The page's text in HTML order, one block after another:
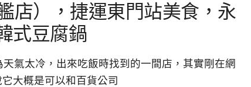
店），捷運東門站美食，永
式豆腐鍋
氣太冷，出來吃飯時找到的一間店，其實剛在網
大概是可以和百貨公司